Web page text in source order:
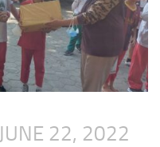
JUNE 22, 2022